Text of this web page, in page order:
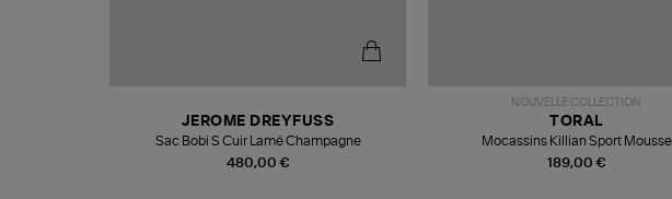
480,00 €
JEROME DREYFUSS
Sac Bobi S Cuir Lamé Champagne
NOUVELLE COLLECTION
189,00 €
TORAL
Mocassins Killian Sport Mousse